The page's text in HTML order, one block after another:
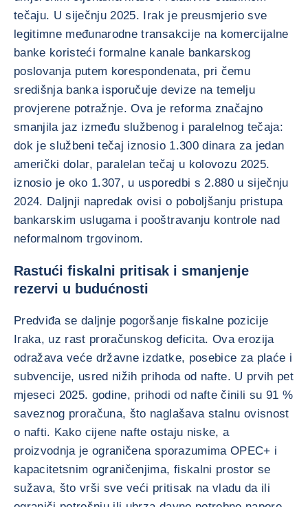
tečaju. U siječnju 2025. Irak je preusmjerio sve
legitimne međunarodne transakcije na komercijalne
banke koristeći formalne kanale bankarskog
poslovanja putem korespondenata, pri čemu
središnja banka isporučuje devize na temelju
provjerene potražnje. Ova je reforma značajno
smanjila jaz između službenog i paralelnog tečaja:
dok je službeni tečaj iznosio 1.300 dinara za jedan
američki dolar, paralelan tečaj u kolovozu 2025.
iznosio je oko 1.307, u usporedbi s 2.880 u siječnju
2024. Daljnji napredak ovisi o poboljšanju pristupa
bankarskim uslugama i pooštravanju kontrole nad
neformalnom trgovinom.
Rastući fiskalni pritisak i smanjenje
rezervi u budućnosti
Predviđa se daljnje pogoršanje fiskalne pozicije
Iraka, uz rast proračunskog deficita. Ova erozija
odražava veće državne izdatke, posebice za plaće i
subvencije, usred nižih prihoda od nafte. U prvih pet
mjeseci 2025. godine, prihodi od nafte činili su 91 %
saveznog proračuna, što naglašava stalnu ovisnost
o nafti. Kako cijene nafte ostaju niske, a
proizvodnja je ograničena sporazumima OPEC+ i
kapacitetsnim ograničenjima, fiskalni prostor se
sužava, što vrši sve veći pritisak na vladu da ili